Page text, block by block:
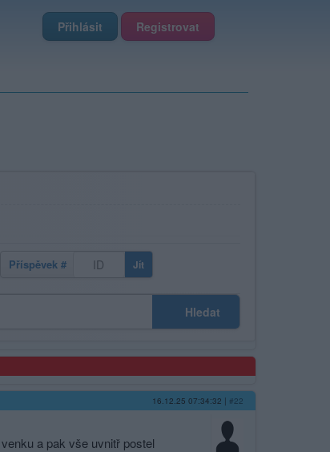
Přihlásit Registrovat
Příspěvek # Jít
Hledat
16.12.25 07:34:32 | #22
a pak vše uvnitř postel